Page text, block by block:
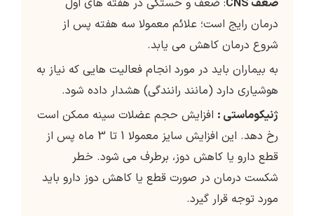
ضعف CNS
: ضعف و خستگی در هفته های اول
درمان رایج است؛ علائم معمولا سه هفته پس از
شروع درمان کاهش می یابد.
به بیماران باید در مورد انجام فعالیت هایی که نیاز به
هوشیاری دارد (مانند رانندگی) هشدار داده شود.
ژنیکوماستی : افزایش حجم عضلات سینه ممکن است
رخ دهد. این افزایش سایز معمولا 1 تا 3 ماه پس از
قطع دارو یا کاهش دوز، برطرف می شود. خطر
شکست درمان در صورت قطع یا کاهش دوز دارو باید
مورد توجه قرار گیرد.